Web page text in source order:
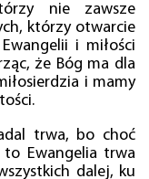
nie zawsze
którzy otwarcie
i miłości
że Bóg ma dla
i mamy
trwa, bo choć
to Ewangelia trwa
dalej, ku